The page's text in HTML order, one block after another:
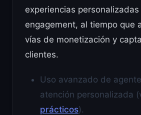
experiencias
engagement, al tiempo que
vías de monetización y
clientes.
Uso avanzado de
atención personalizada
prácticos).